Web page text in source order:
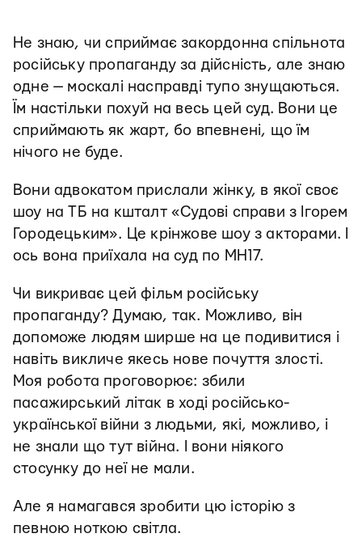
Не знаю, чи сприймає закордонна спільнота
російську пропаганду за дійсність, але знаю
одне — москалі насправді тупо знущаються.
Їм настільки похуй на весь цей суд. Вони це
сприймають як жарт, бо впевнені, що їм
нічого не буде.
Вони адвокатом прислали жінку, в якої своє
шоу на ТБ на кшталт «Судові справи з Ігорем
Городецьким». Це крінжове шоу з акторами. І
ось вона приїхала на суд по MH17.
Чи викриває цей фільм російську
пропаганду? Думаю, так. Можливо, він
допоможе людям ширше на це подивитися і
навіть викличе якесь нове почуття злості.
Моя робота проговорює: збили
пасажирський літак в ході російсько-
української війни з людьми, які, можливо, і
не знали що тут війна. І вони ніякого
стосунку до неї не мали.
Але я намагався зробити цю історію з
певною ноткою світла.